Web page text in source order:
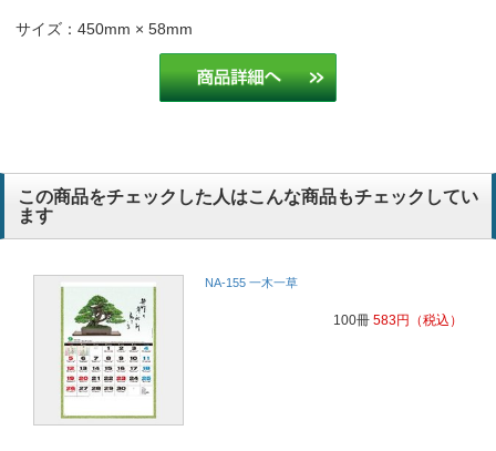
サイズ：450mm × 58mm
この商品をチェックした人はこんな商品もチェックしてい
ます
NA-155 一木一草
100冊 583円 （税込）